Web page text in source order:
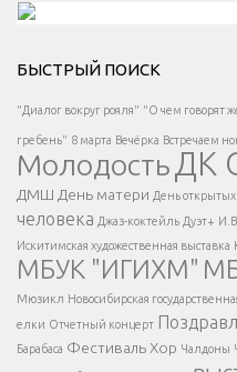
Есть вопрос?
Напишите нам
</span >
Написать
</button >
</div >
БЫСТРЫЙ ПОИСК
"Диалог вокруг рояля" "О чем говорят
гребень" 8 марта Вечёрка Встречаем
МолодостьДК
ДМШ День матери День
человека Джаз-коктейль Дуэт+
Искитимская художественная выставка
МБУК "ИГИХМ"
Мюзикл Новосибирская
елки Отчетный концерт
Барабаса Фестиваль Хор Чалдоны